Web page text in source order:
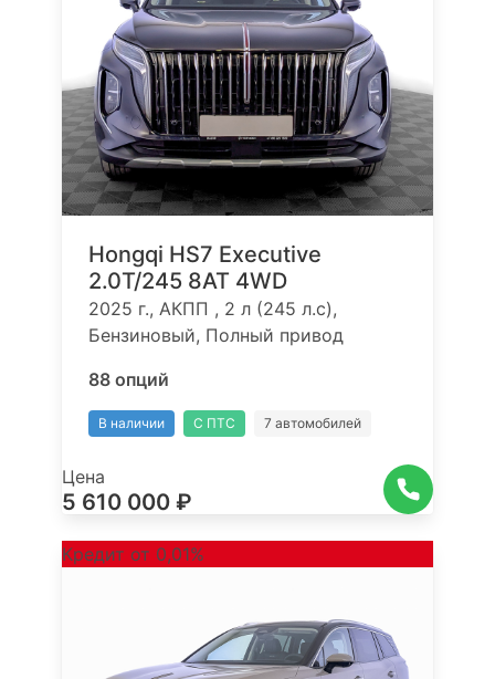
Hongqi HS7 Executive
2.0T/245 8AT 4WD
2025 г., АКПП , 2 л (245 л.с),
Бензиновый, Полный привод
88 опций
В наличии С ПТС 7 автомобилей
Цена
5 610 000 ₽
Кредит от 0,01%